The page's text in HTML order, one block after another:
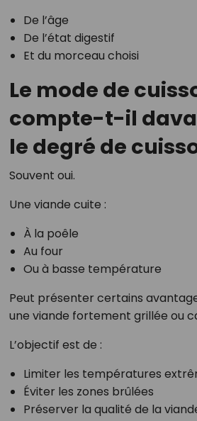
De l’âge
De l’état digestif
Et du morceau choisi
Le mode de
compte-t-il
le degré de
Souvent oui.
Une viande cuite :
À la poêle
Au four
Ou à basse température
Peut présenter certains
une viande fortement grillée ou
L’objectif est de :
Limiter les températures
Éviter les zones brûlées
Préserver la qualité de la